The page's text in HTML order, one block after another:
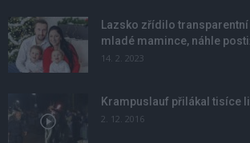
Lazsko zřídilo
mladé mamince, náhle
14. 2. 2023
Krampuslauf přilákal tisíce
2. 12. 2016